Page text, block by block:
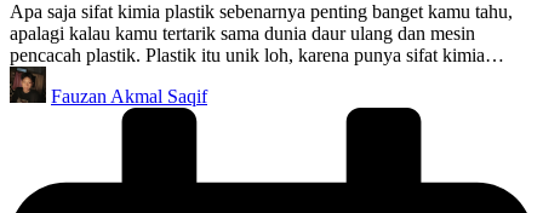
Apa saja sifat kimia plastik sebenarnya penting banget kamu tahu,
apalagi kalau kamu tertarik sama dunia daur ulang dan mesin
pencacah plastik. Plastik itu unik loh, karena punya sifat kimia…
Posted
by
Fauzan Akmal Saqif